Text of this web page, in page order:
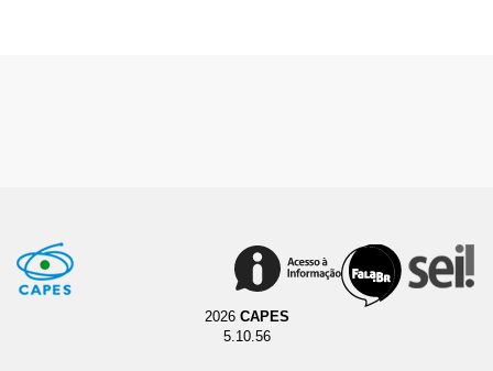
2026 CAPES
5.10.56